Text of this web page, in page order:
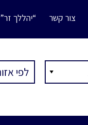
צור קשר “יהללך זר”